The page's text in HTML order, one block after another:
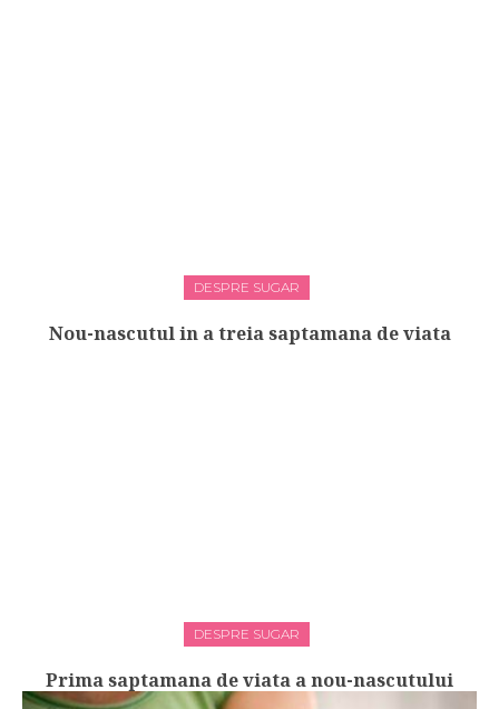
DESPRE SUGAR
Nou-nascutul in a treia saptamana de viata
DESPRE SUGAR
Prima saptamana de viata a nou-nascutului